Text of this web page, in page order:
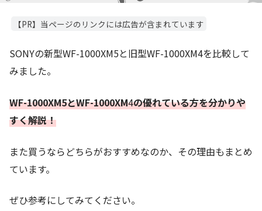
【PR】当ページのリンクには広告が含まれています
SONYの新型WF-1000XM5と旧型WF-1000XM4を比較して
みました。
WF-1000XM5とWF-1000XM4の優れている方を分かりや
すく解説！
また買うならどちらがおすすめなのか、その理由もまとめ
ています。
ぜひ参考にしてみてください。